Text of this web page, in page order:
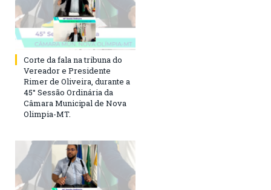
Corte da fala na tribuna do
Vereador e Presidente
Rimer de Oliveira, durante a
45° Sessão Ordinária da
Câmara Municipal de Nova
Olimpia-MT.